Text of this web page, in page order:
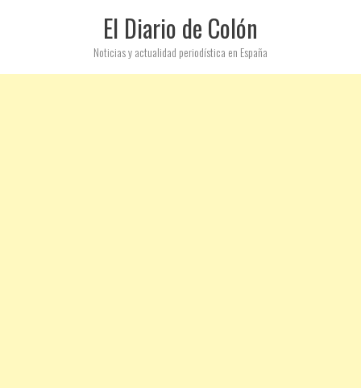
El Diario de Colón
Noticias y actualidad periodística en España